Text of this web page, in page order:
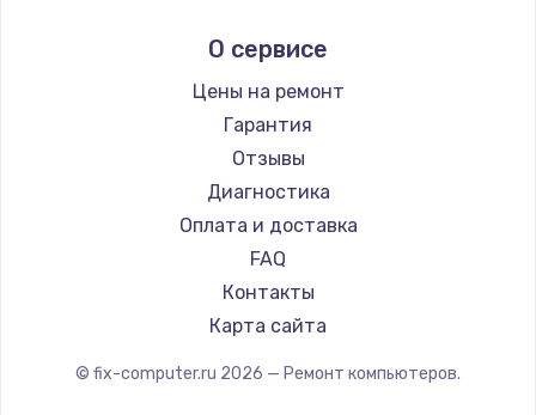
Beelink
CHUWI
О сервисе
Цены на ремонт
Гарантия
Отзывы
Диагностика
Оплата и доставка
FAQ
Контакты
Карта сайта
© fix-computer.ru 2026 — Ремонт компьютеров.